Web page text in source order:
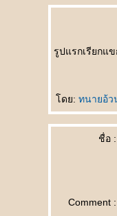
รูปแรกเรียกแ
ดย: ทนายอ้ว
ชื่อ :
Comment :